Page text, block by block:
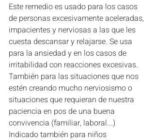
Este remedio es usado para los casos
de personas excesivamente aceleradas,
impacientes y nerviosas a las que les
cuesta descansar y relajarse. Se usa
para la ansiedad y en los casos de
irritabilidad con reacciones excesivas.
También para las situaciones que nos
estén creando mucho nerviosismo o
situaciones que requieran de nuestra
paciencia en pos de una buena
convivencia (familiar, laboral...)
Indicado también para niños